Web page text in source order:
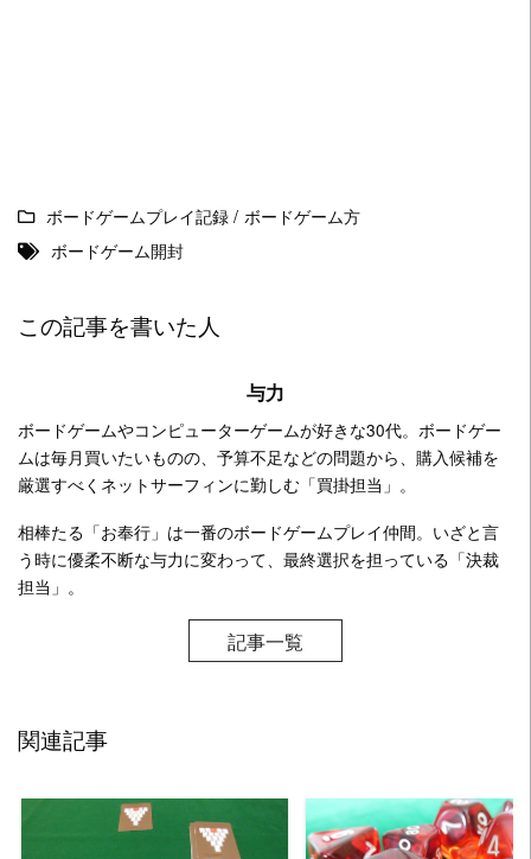
ボードゲームプレイ記録/ ボードゲーム方
ボードゲーム開封
この記事を書いた人
与力
ボードゲームやコンピューターゲームが好きな30代。ボードゲー
ムは毎月買いたいものの、予算不足などの問題から、購入候補を
厳選すべくネットサーフィンに勤しむ「買掛担当」。
相棒たる「お奉行」は一番のボードゲームプレイ仲間。いざと言
う時に優柔不断な与力に変わって、最終選択を担っている「決裁
担当」。
記事一覧
関連記事